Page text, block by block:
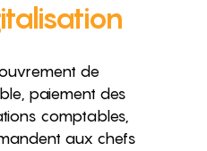
de
paiement des
comptables,
aux chefs